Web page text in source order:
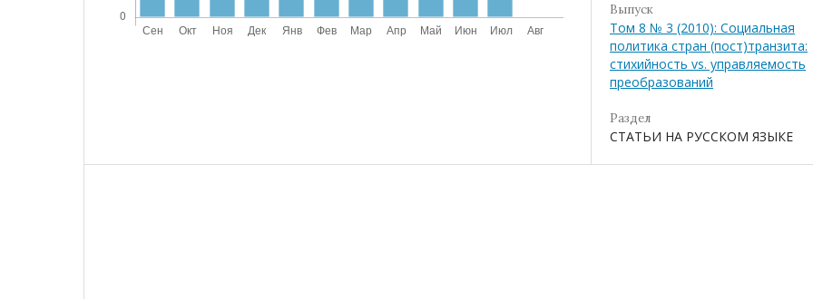
Выпуск
Том 8 № 3 (2010): Социальная
политика стран (пост)транзита:
стихийность vs. управляемость
преобразований
Раздел
СТАТЬИ НА РУССКОМ ЯЗЫКЕ